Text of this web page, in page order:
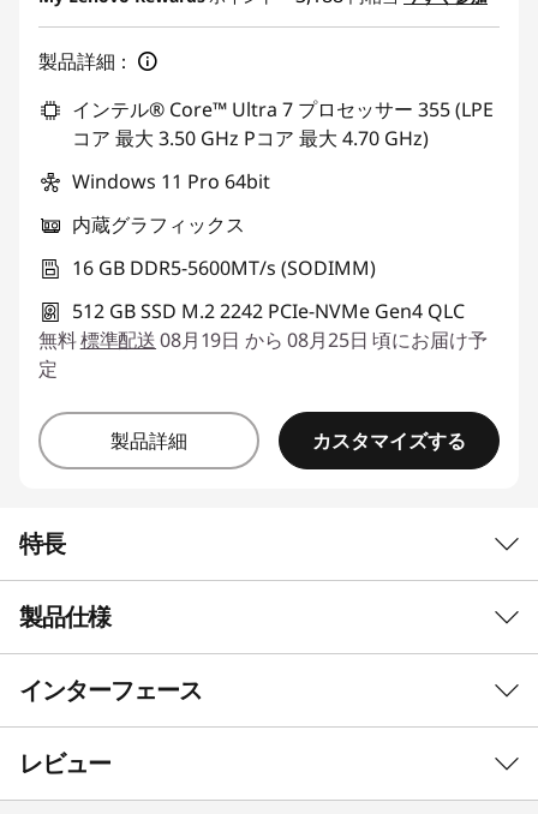
製品詳細：
インテル® Core™ Ultra 7 プロセッサー 355 (LPE
コア 最大 3.50 GHz Pコア 最大 4.70 GHz)
Windows 11 Pro 64bit
内蔵グラフィックス
16 GB DDR5-5600MT/s (SODIMM)
512 GB SSD M.2 2242 PCIe-NVMe Gen4 QLC
無料標準配送08月19日 から 08月25日 頃にお届け予
定
製品詳細 カスタマイズする
特長
製品仕様
Windows 11 Pro 64bit
その他のエディション選択可能
インターフェース
レビュー